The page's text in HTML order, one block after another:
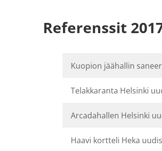
Referenssit
Kuopion jäähallin
Telakkaranta Helsinki
Arcadahallen Helsinki
Haavi kortteli Heka